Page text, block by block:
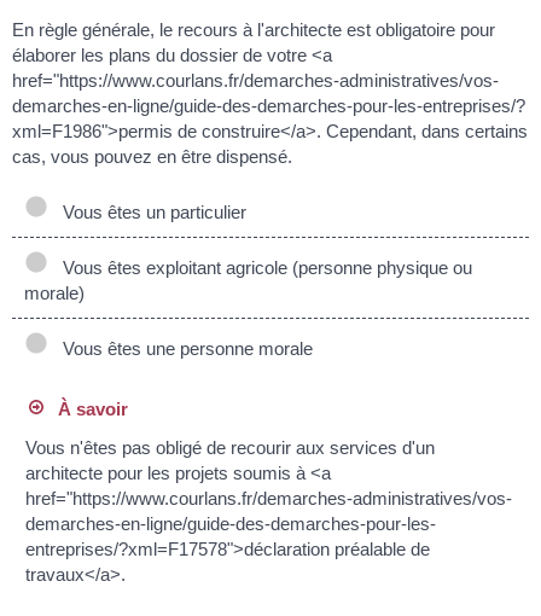
En règle générale, le recours à l'architecte est obligatoire pour
élaborer les plans du dossier de votre <a
href="https://www.courlans.fr/demarches-administratives/vos-
demarches-en-ligne/guide-des-demarches-pour-les-entreprises/?
xml=F1986">permis de construire</a>. Cependant, dans certains
cas, vous pouvez en être dispensé.
Vous êtes un particulier
Vous êtes exploitant agricole (personne physique ou
morale)
Vous êtes une personne morale
À savoir
Vous n'êtes pas obligé de recourir aux services d'un
architecte pour les projets soumis à <a
href="https://www.courlans.fr/demarches-administratives/vos-
demarches-en-ligne/guide-des-demarches-pour-les-
entreprises/?xml=F17578">déclaration préalable de
travaux</a>.